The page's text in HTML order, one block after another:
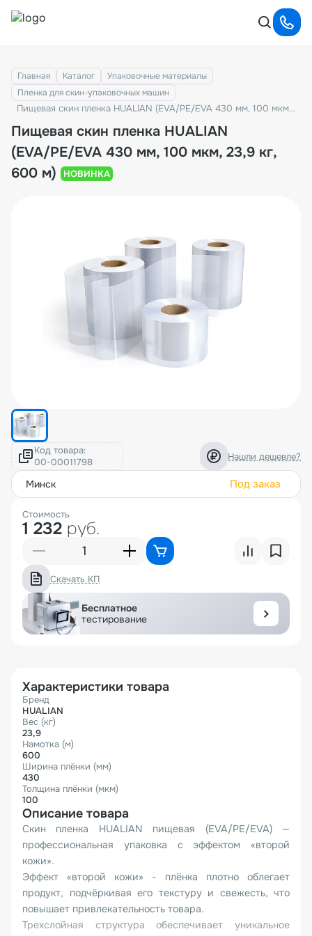
Главная Каталог
Упаковочные материалы
Пленка для скин-упаковочных машин
Пищевая скин пленка HUALIAN (EVA/PE/EVA 430 мм, 100 мкм, 23,9 кг, 600 м)
Пищевая скин пленка HUALIAN
(EVA/PE/EVA 430 мм, 100 мкм, 23,9 кг,
600 м)
НОВИНКА
Код товара: Нашли дешевле?
минск Под заказ
Стоимость
1 232 руб.
Скачать КП
Бесплатное
тестирование
Характеристики товара
Бренд
HUALIAN
Вес (кг)
23,9
Намотка (м)
600
Ширина плёнки (мм)
430
Толщина плёнки (мкм)
100
Описание товара
Скин пленка HUALIAN пищевая (EVA/PE/EVA) —
профессиональная упаковка с эффектом «второй
кожи».
Эффект «второй кожи» - плёнка плотно облегает
продукт, подчёркивая его текстуру и свежесть, что
повышает привлекательность товара.
Трехслойная структура обеспечивает уникальное